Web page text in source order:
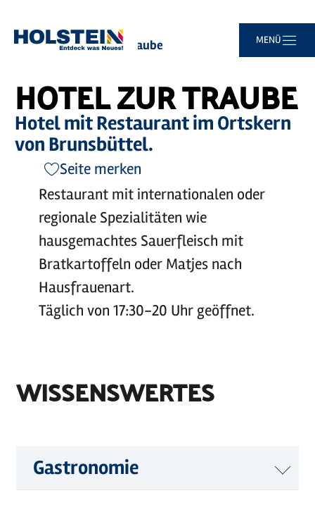
Hauptinhalt
Suche
Navigation
Footer
MENÜ
Sie
Startseite Hotel zur Traube
HOTEL ZUR TRAUBE
Hotel mit Restaurant im Ortskern
von Brunsbüttel.
Seite merken
Restaurant mit internationalen oder
regionale Spezialitäten wie
hausgemachtes Sauerfleisch mit
Bratkartoffeln oder Matjes nach
Hausfrauenart.
Täglich von 17:30-20 Uhr geöffnet.
WISSENSWERTES
Gastronomie